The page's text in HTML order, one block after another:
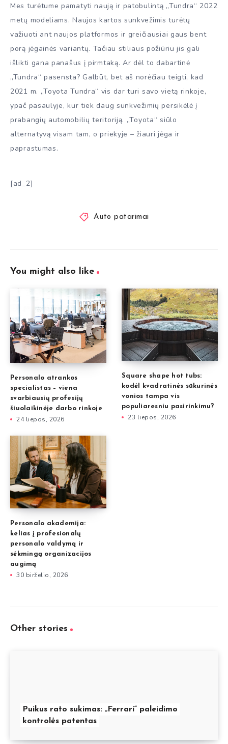
Mes turėtume pamatyti naują ir patobulintą „Tundra“ 2022
metų modeliams. Naujos kartos sunkvežimis turėtų
važiuoti ant naujos platformos ir greičiausiai gaus bent
porą jėgainės variantų. Tačiau stiliaus požiūriu jis gali
išlikti gana panašus į pirmtaką. Ar dėl to dabartinė
„Tundra“ pasensta? Galbūt, bet aš norėčiau teigti, kad
2021 m. „Toyota Tundra“ vis dar turi savo vietą rinkoje,
ypač pasaulyje, kur tiek daug sunkvežimių persikėlė į
prabangių automobilių teritoriją. „Toyota“ siūlo
alternatyvą visam tam, o priekyje – žiauri jėga ir
paprastumas.
[ad_2]
Auto patarimai
You might also like
Personalo atrankos
specialistas – viena
svarbiausių profesijų
šiuolaikinėje darbo rinkoje
24 liepos, 2026
Square shape hot tubs:
kodėl kvadratinės sūkurinės
vonios tampa vis
populiaresniu pasirinkimu?
23 liepos, 2026
Personalo akademija:
kelias į profesionalų
personalo valdymą ir
sėkmingą organizacijos
augimą
30 birželio, 2026
Other stories
Puikus rato sukimas: „Ferrari“ paleidimo
kontrolės patentas